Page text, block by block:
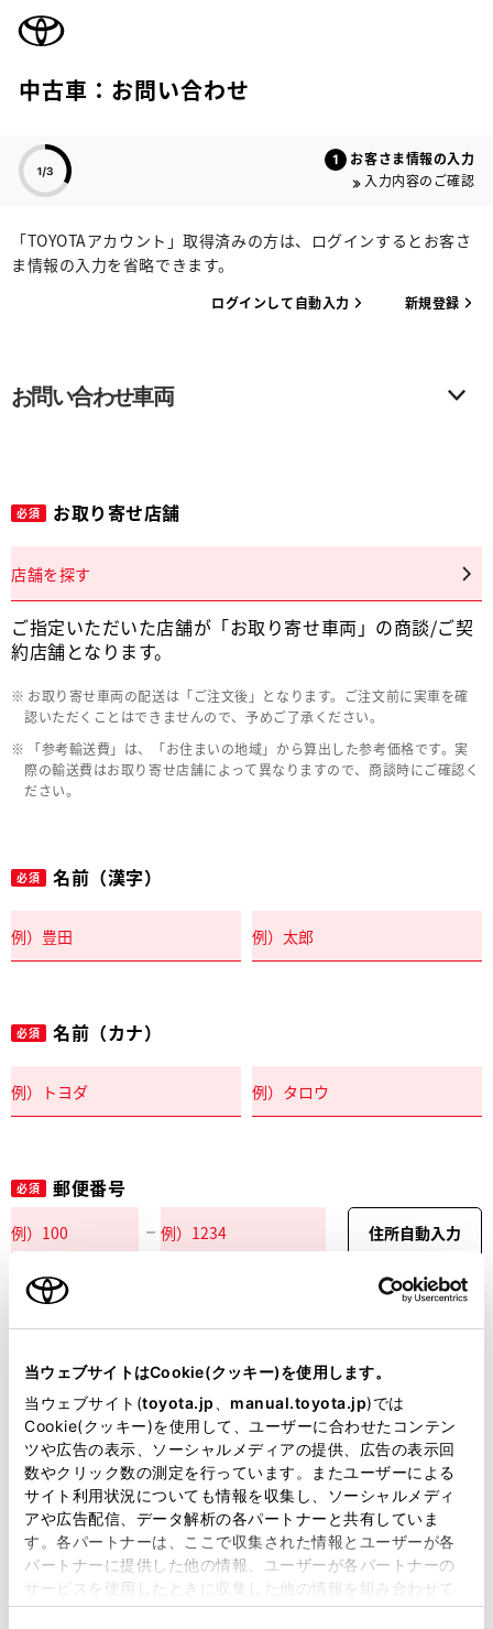
当ウェブサイトはCookie(クッキー)を使用します。
当ウェブサイト(toyota.jp manual.toyota.jp)では
Cookie(クッキー)を使用して、ユーザーに合わせたコンテン
ツや広告の表示、ソーシャルメディアの提供、広告の表示回
数やクリック数の測定を行っています。またユーザーによる
サイト利用状況についても情報を収集し、ソーシャルメディ
アや広告配信、データ解析の各パートナーと共有していま
す。各パートナーは、ここで収集された情報とユーザーが各
パートナーに提供した他の情報、ユーザーが各パートナーの
サービスを使用したときに収集した他の情報を組み合わせて
使用することがあります。当ウェブサイトの使用を続行する
中古車：お問い合わせ
お客さま情報の入力
入力内容のご確認
「TOYOTAアカウント」取得済みの方は、ログインするとお客さ
ま情報の入力を省略できます。
ログインして自動入力 新規登録
お問い合わせ車両
必須 お取り寄せ店舗
店舗を探す
ご指定いただいた店舗が「お取り寄せ車両」の商談/ご契
約店舗となります。
お取り寄せ車両の配送は「ご注文後」となります。ご注文前に実車を確
認いただくことはできませんので、予めご了承ください。
「参考輸送費」は、「お住まいの地域」から算出した参考価格です。実
際の輸送費はお取り寄せ店舗によって異なりますので、商談時にご確認く
ださい。
必須 名前（漢字）
必須 名前（カナ）
必須 郵便番号
住所自動入力
必須 都道府県
必須 市区町村名
必須 丁目番地